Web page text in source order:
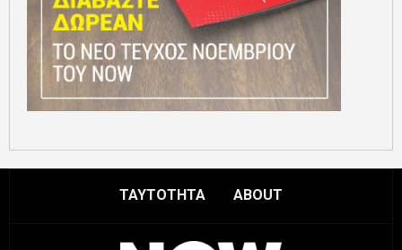
ΤΑΥΤΟΤΗΤΑ ABOUT